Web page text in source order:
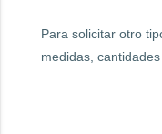
Para solicitar otro
medidas,